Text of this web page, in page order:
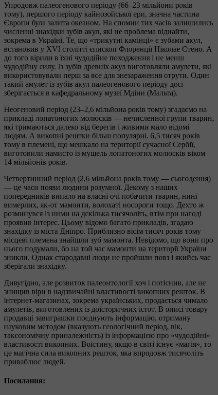
Упродовж палеогенового періоду (66–23 мільйони років
тому), першого періоду кайнозойської ери, значна частина
Європи була залита океаном. На спомин тих часів залишились
численні знахідки зубів акул, які не проблема віднайти,
зокрема в Україні. Те, що «трикутні камінці» є зубами акул,
встановив у XVI столітті єпископ Флоренції Ніколае Стено. А
до того вірили в їхні чудодійне походження і не менш
чудодійну силу. Із зубів древніх акул виготовляли амулети, які
використовували перш за все для знезараження отрути. Один
такий амулет із зубів акул палеогенового періоду досі
зберігається в кафедральному музеї Мдіни (Мальта).
Неогеновий період (23–2,6 мільйона років тому) згадаємо на
прикладі лопатоногих молюсків — нечисленної групи тварин,
які тримаються далеко від берегів і живими мало відомі
людям. А викопні рештки більш популярні. 6,5 тисяч років
тому в племені, що мешкало на території сучасної Сербії,
виготовили намисто із мушель лопатоногих молюсків віком
14 мільйонів років.
Четвертинний період (2,6 мільйона років тому — сьогодення)
— це часи появи людини розумної. Декому з наших
попередників випало на власні очі побачити тварин, нині
вимерлих, як-от мамонти, волохаті носороги тощо. Дехто ж
розминувся із ними на декілька тисячоліть, втім при нагоді
проявив інтерес. Цьому відомо багато прикладів, згадаю
знахідку із міста Дніпро. Приблизно вісім тисяч років тому
місцеві племена знайшли зуб мамонта. Невідомо, що вони про
нього подумали, бо на той час мамонти на території України
зникли. Однак стародавні люди не пройшли повз і якийсь час
зберігали знахідку.
Дивугідно, але розвиток палеонтології хоч і потіснив, але не
знищив віри в надзвичайні властивості викопних решток. В
інтернет-магазинах, зокрема українських, продається чимало
амулетів, виготовлених із доісторичних істот. В описі товару
продавці завиграшки поєднують інформацію, отриману
науковим методом (вказують геологічний період, вік,
таксономічну приналежність) із інформацією про «чудодійні»
властивості викопних. Воістину, якщо в світі існує «магія», то
це магічна сила викопних решток, яка впродовж тисячоліть
приваблює людей.
Посилання: